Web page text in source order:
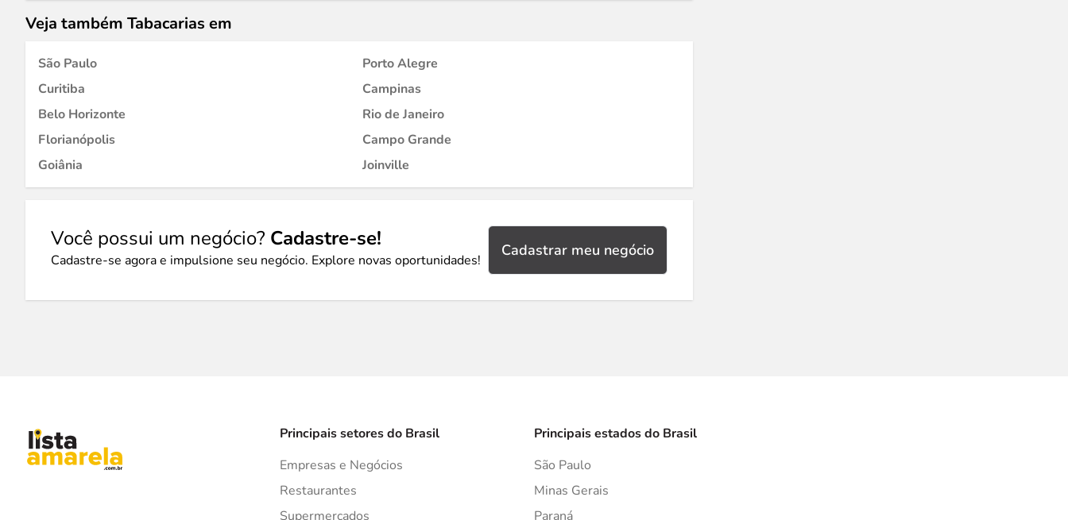
Veja também Tabacarias em
São Paulo
Porto Alegre
Curitiba
Campinas
Belo Horizonte
Rio de Janeiro
Florianópolis
Campo Grande
Goiânia
Joinville
Você possui um negócio? Cadastre-se!
Cadastre-se agora e impulsione seu negócio. Explore novas oportunidades!
Cadastrar meu negócio
Principais setores do Brasil
Empresas e Negócios
Restaurantes
Supermercados
Principais estados do Brasil
São Paulo
Minas Gerais
Paraná